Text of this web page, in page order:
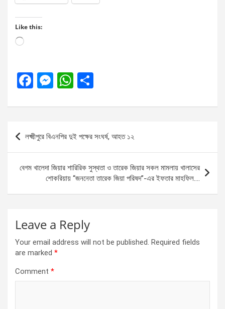
Like this:
Loading…
F
ce
b
o
o
k
M
se
n
g
er
W
at
s
A
p
p
ar
Post
navigation
লক্ষ্মীপুরে বিএনপির দুই পক্ষের সংঘর্ষ, আহত ১২
বেগম খালেদা জিয়ার শারিরিক সুস্থতা ও তারেক জিয়ার সকল মামলায় খালাসের
শোকরিয়ায় “জননেতা তারেক জিয়া পরিষদ”-এর ইফতার মাহফিল….
Leave a Reply
Your email address will not be published. Required fields
are marked *
Comment *